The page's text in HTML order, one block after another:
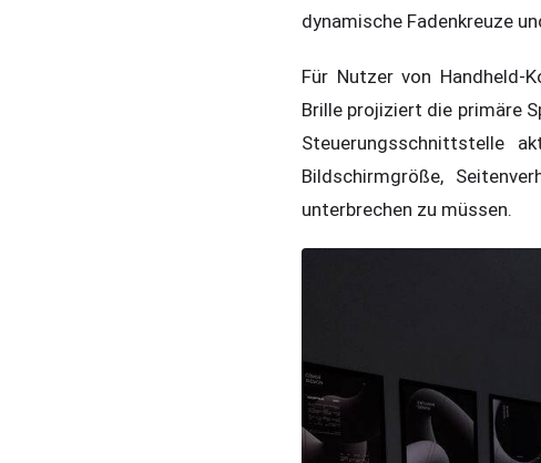
dynamische Fadenkreuze
Für Nutzer von Handheld-
Brille projiziert die primäre
Steuerungsschnittstelle
Bildschirmgröße,
unterbrechen zu müssen.